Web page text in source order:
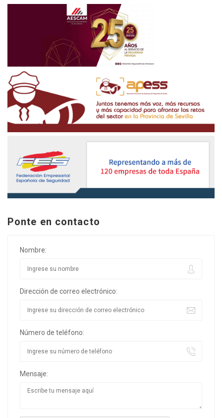
Ponte en contacto
Nombre:
Dirección de correo electrónico:
Número de teléfono:
Mensaje: